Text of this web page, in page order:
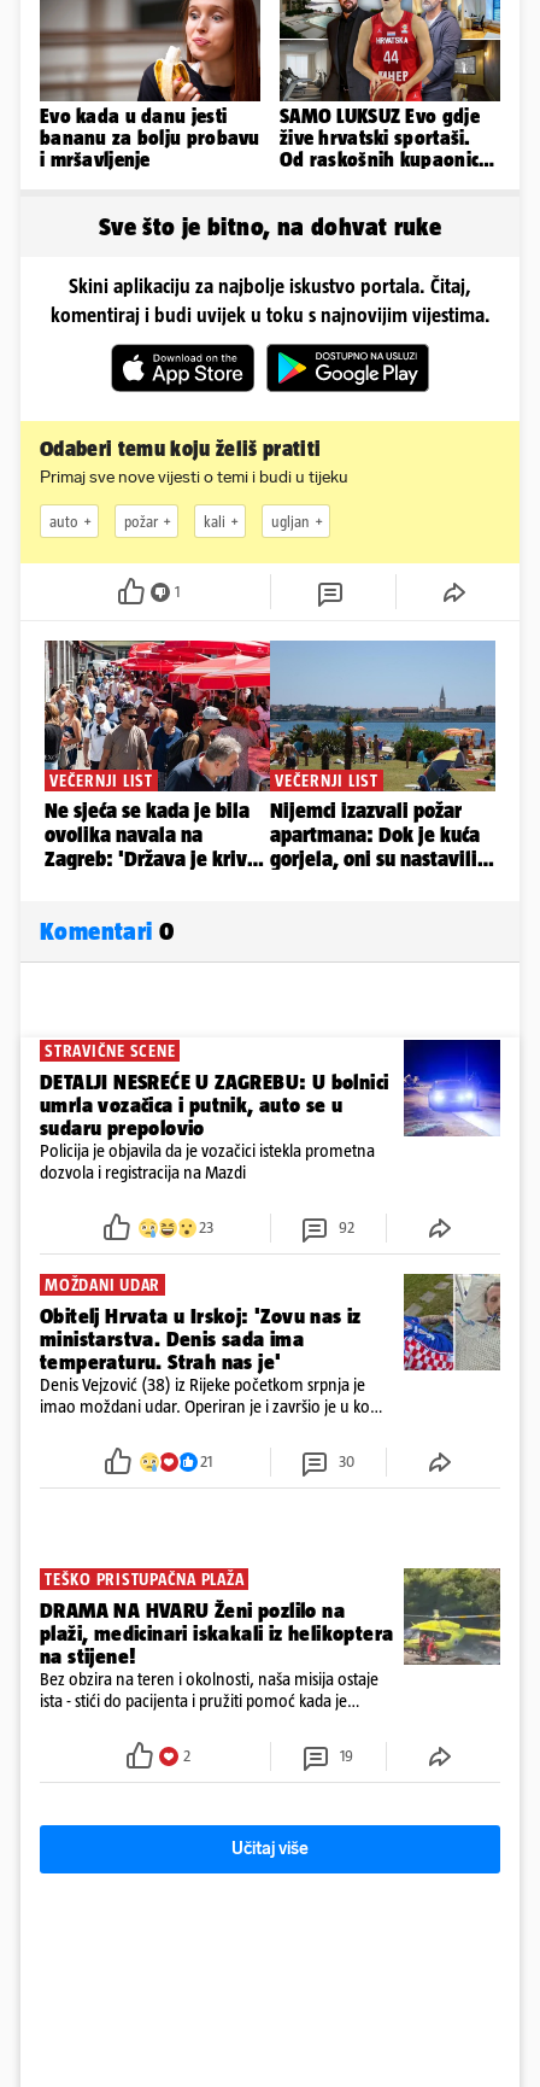
Evo kada u danu jesti
bananu za bolju probavu
i mršavljenje
SAMO LUKSUZ Evo gdje
žive hrvatski sportaši.
Od raskošnih kupaonica
Sve što je bitno, na dohvat ruke
Skini aplikaciju za najbolje iskustvo portala. Čitaj,
komentiraj i budi uvijek u toku s najnovijim vijestima.
Odaberi temu koju želiš pratiti
Primaj sve nove vijesti o temi i budi u tijeku
auto požar kali ugljan
1
Komentari 0
STRAVIČNE SCENE
DETALJI NESREĆE U ZAGREBU: U bolnici
umrla vozačica i putnik, auto se u
sudaru prepolovio
Policija je objavila da je vozačici istekla prometna
dozvola i registracija na Mazdi
23 92
MOŽDANI UDAR
Obitelj Hrvata u Irskoj: 'Zovu nas iz
ministarstva. Denis sada ima
temperaturu. Strah nas je'
Denis Vejzović (38) iz Rijeke početkom srpnja je
imao moždani udar. Operiran je i završio je u komi.
tamošnji liječnici ne vjeruju u oporavak: 'Imamo
21 30
TEŠKO PRISTUPAČNA PLAŽA
DRAMA NA HVARU Ženi pozlilo na
plaži, medicinari iskakali iz helikoptera
na stijene!
Bez obzira na teren i okolnosti, naša misija ostaje
ista - stići do pacijenta i pružiti pomoć kada je
2 19
Učitaj više